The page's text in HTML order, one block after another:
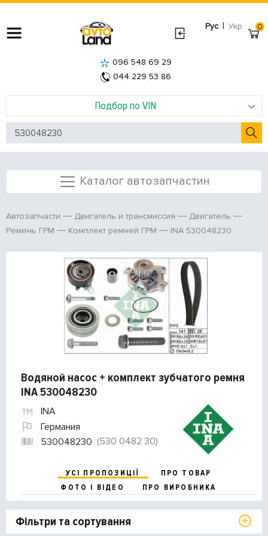
Рус | Укр
Подбор по VIN
096 548 69 29
044 229 53 86
0
Каталог автозапчастин
Автозапчасти Двигатель и трансмиссия
Двигатель
Ремень ГРМ
Комплект ремней ГРМ INA 530048230
Водяной насос + комплект зубчатого ремня
INA 530048230
INA
Германия
530048230 (530 0482 30)
УСІ ПРОПОЗИЦІЇ
ПРО ТОВАР
ФОТО І ВІДЕО
ПРО ВИРОБНИКА
Фільтри та сортування